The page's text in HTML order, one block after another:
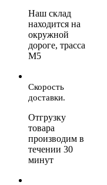
Наш склад
находится на
окружной
дороге, трасса
М5
Скорость
доставки.
Отгрузку
товара
производим в
течении 30
минут